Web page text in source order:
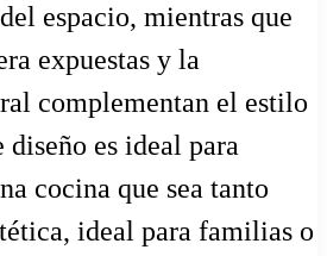
espacio, mientras que
expuestas y la
complementan el estilo
es ideal para
cocina que sea tanto
ideal para familias o